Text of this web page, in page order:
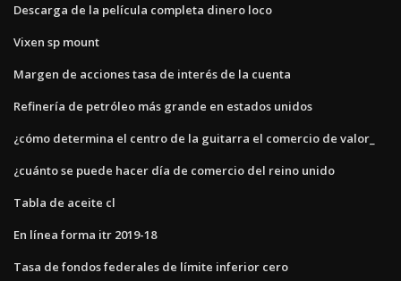
Descarga de la película completa dinero loco
Vixen sp mount
Margen de acciones tasa de interés de la cuenta
Refinería de petróleo más grande en estados unidos
¿cómo determina el centro de la guitarra el comercio de valor_
¿cuánto se puede hacer día de comercio del reino unido
Tabla de aceite cl
En línea forma itr 2019-18
Tasa de fondos federales de límite inferior cero